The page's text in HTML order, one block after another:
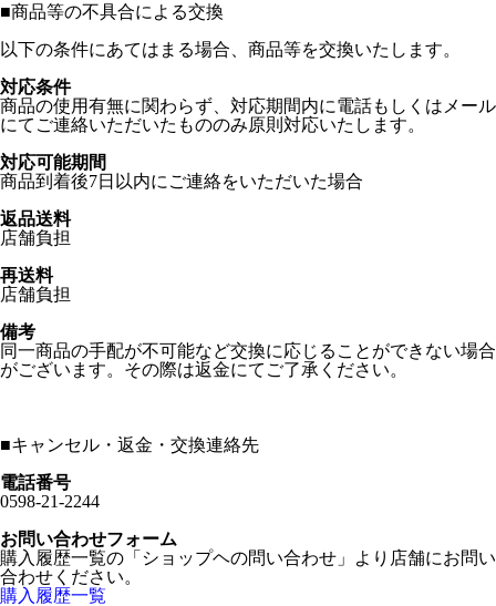
■商品等の不具合による交換
以下の条件にあてはまる場合、商品等を交換いたします。
対応条件
商品の使用有無に関わらず、対応期間内に電話もしくはメール
にてご連絡いただいたもののみ原則対応いたします。
対応可能期間
商品到着後7日以内にご連絡をいただいた場合
返品送料
店舗負担
再送料
店舗負担
備考
同一商品の手配が不可能など交換に応じることができない場合
がございます。その際は返金にてご了承ください。
■キャンセル・返金・交換連絡先
電話番号
0598-21-2244
お問い合わせフォーム
購入履歴一覧の「ショップヘの問い合わせ」より店舗にお問い
合わせください。
購入履歴一覧